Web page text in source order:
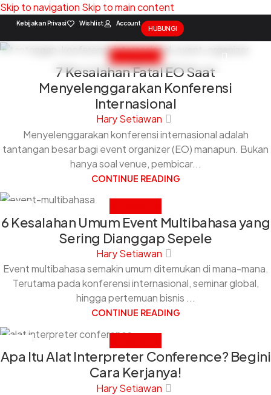
Skip to navigation Skip to main content
Kebijakan Privasi Wishlist Account
HUBUNGI
INTERPRETER
7 Kesalahan Fatal EO Saat
Menyelenggarakan Konferensi
Internasional
Hary Setiawan
Menyelenggarakan konferensi internasional adalah
tantangan besar bagi event organizer (EO) manapun. Bukan
hanya soal venue, pembicar...
CONTINUE READING
FEB
6 Kesalahan Umum Event Multibahasa yang
Sering Dianggap Sepele
Hary Setiawan
Event multibahasa semakin umum ditemukan di mana-mana.
Terutama pada konferensi internasional, seminar global,
hingga pertemuan bisnis ...
CONTINUE READING
DEC
Apa Itu Alat Interpreter Conference? Begini
Cara Kerjanya!
Hary Setiawan